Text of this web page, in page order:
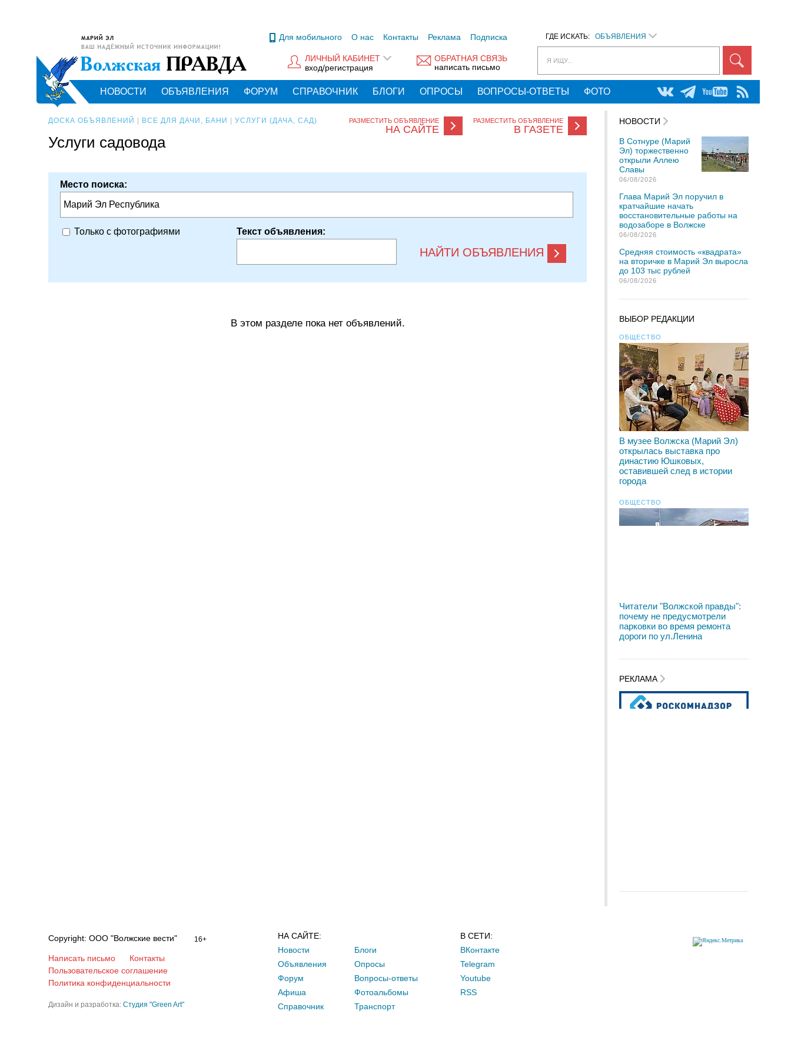
ГДЕ ИСКАТЬ: ОБЪЯВЛЕНИЯ
Я ИЩУ...
Для мобильного О нас Контакты Реклама Подписка
ОБРАТНАЯ СВЯЗЬ
написать письмо
ЛИЧНЫЙ КАБИНЕТ
вход/регистрация
НОВОСТИ ОБЪЯВЛЕНИЯ ФОРУМ СПРАВОЧНИК БЛОГИ ОПРОСЫ ВОПРОСЫ-ОТВЕТЫ ФОТО
РАЗМЕСТИТЬ ОБЪЯВЛЕНИЕ
НА САЙТЕ
РАЗМЕСТИТЬ ОБЪЯВЛЕНИЕ
В ГАЗЕТЕ
ДОСКА ОБЪЯВЛЕНИЙ ВСЕ ДЛЯ ДАЧИ, БАНИ УСЛУГИ (ДАЧА, САД)
Услуги садовода
Место поиска:
Марий Эл Республика
Только с фотографиями Текст объявления:
НАЙТИ ОБЪЯВЛЕНИЯ
В этом разделе пока нет объявлений.
НОВОСТИ
В Сотнуре (Марий
Эл) торжественно
открыли Аллею
Славы
06/08/2026
Глава Марий Эл поручил в
кратчайшие начать
восстановительные работы на
водозаборе в Волжске
06/08/2026
Средняя стоимость «квадрата»
на вторичке в Марий Эл выросла
до 103 тыс рублей
06/08/2026
ВЫБОР РЕДАКЦИИ
ОБЩЕСТВО
В музее Волжска (Марий Эл)
открылась выставка про
династию Юшковых,
оставившей след в истории
города
ОБЩЕСТВО
Читатели "Волжской правды":
почему не предусмотрели
парковки во время ремонта
дороги по ул.Ленина
РЕКЛАМА
Copyright: ООО "Волжские вести" 16+
Написать письмо
Контакты
Пользовательское соглашение
Политика конфиденциальности
Дизайн и разработка: Студия "Green Art"
НА САЙТЕ:
Новости
Объявления
Форум
Афиша
Справочник
Блоги
Опросы
Вопросы-ответы
Фотоальбомы
Транспорт
В СЕТИ:
ВКонтакте
Telegram
Youtube
RSS